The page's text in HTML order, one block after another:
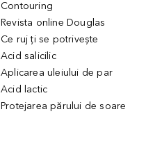
Contouring
Revista online Douglas
Ce ruj ți se potrivește
Acid salicilic
Aplicarea uleiului de par
Acid lactic
Protejarea părului de soare